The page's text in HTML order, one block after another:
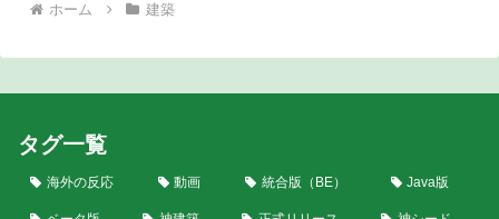
ホーム 建築
タグ一覧
海外の反応 動画 統合版（BE） Java版